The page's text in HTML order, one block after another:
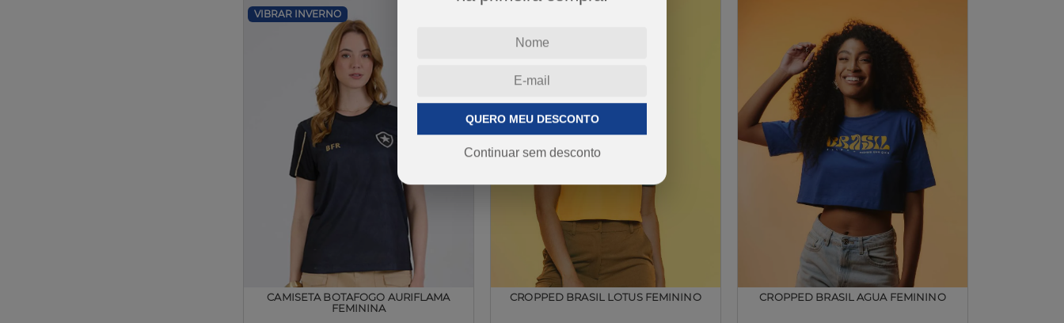
QUERO MEU DESCONTO
Continuar sem desconto
VIBRAR INVERNO
CAMISETA BOTAFOGO AURIFLAMA
FEMININA
CROPPED BRASIL LOTUS FEMININO CROPPED BRASIL AGUA FEMININO